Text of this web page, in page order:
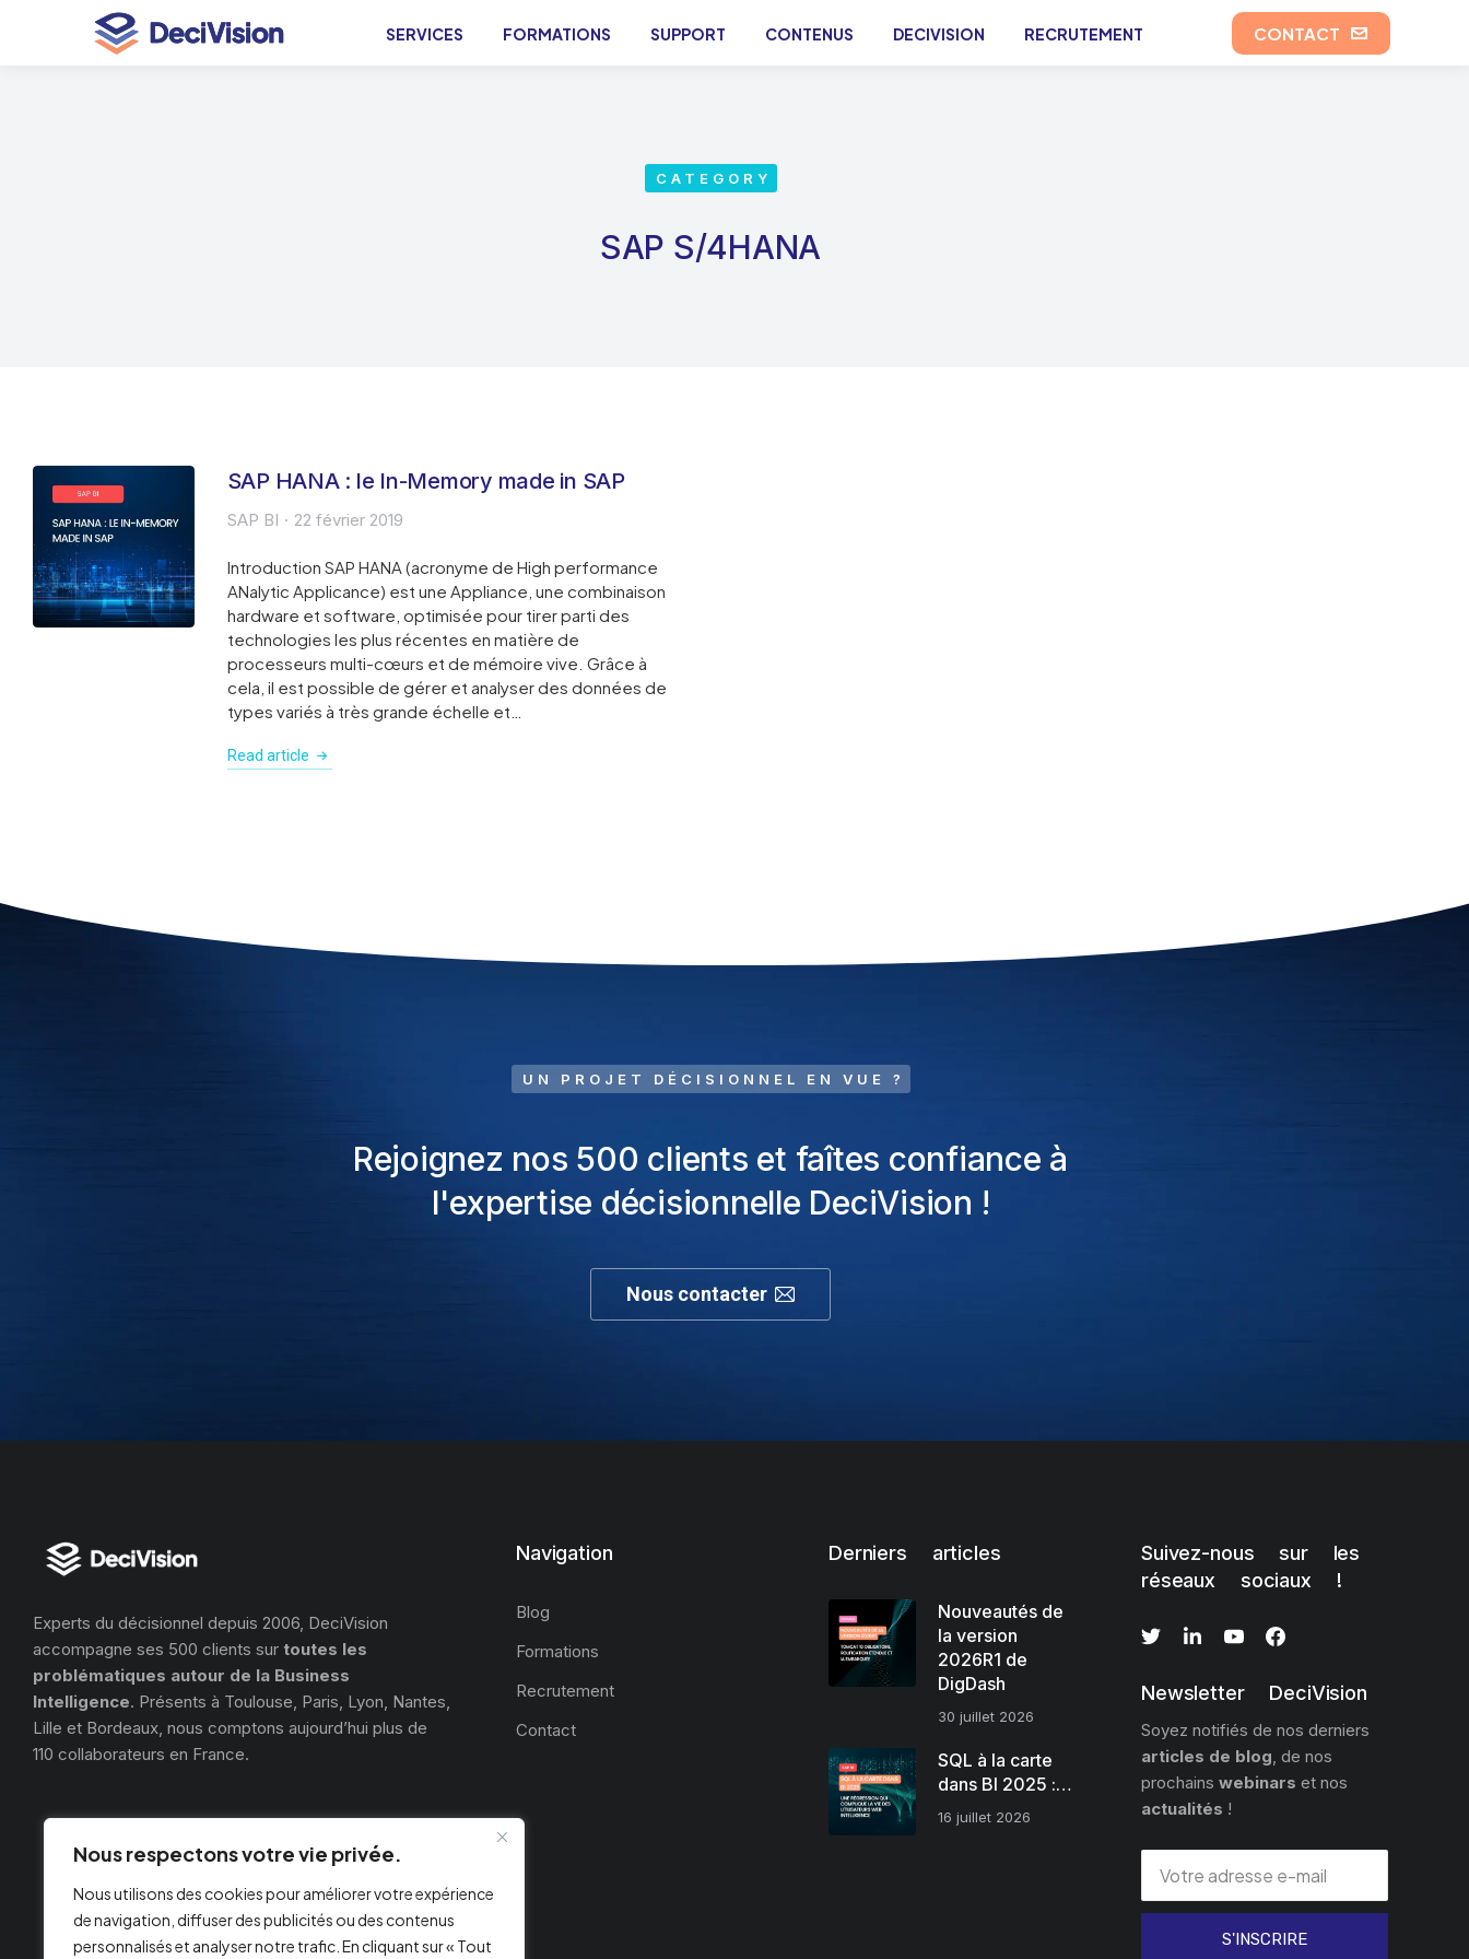
Nous respectons votre vie privée.
Nous utilisons des cookies pour améliorer votre expérience
de navigation, diffuser des publicités ou des contenus
personnalisés et analyser notre trafic. En cliquant sur « Tout
SERVICES FORMATIONS SUPPORT CONTENUS DECIVISION RECRUTEMENT CONTACT
CATEGORY
SAP S/4HANA
SAP HANA : le In-Memory made in SAP
SAP BI 22 février 2019
Introduction SAP HANA (acronyme de High performance
ANalytic Applicance) est une Appliance, une combinaison
hardware et software, optimisée pour tirer parti des
technologies les plus récentes en matière de
processeurs multi-cœurs et de mémoire vive. Grâce à
cela, il est possible de gérer et analyser des données de
types variés à très grande échelle et…
Read article
UN PROJET DÉCISIONNEL EN VUE ?
Rejoignez nos 500 clients et faîtes confiance à
l'expertise décisionnelle DeciVision !
Nous contacter
Experts du décisionnel depuis 2006, DeciVision
accompagne ses 500 clients sur toutes les
problématiques autour de la Business
Intelligence. Présents à Toulouse, Paris, Lyon, Nantes,
Lille et Bordeaux, nous comptons aujourd’hui plus de
110 collaborateurs en France.
Navigation
Blog
Formations
Recrutement
Contact
Derniers articles
Nouveautés de
la version
2026R1 de
DigDash
30 juillet 2026
SQL à la carte
dans BI 2025 :…
16 juillet 2026
Suivez-nous sur les
réseaux sociaux !
Newsletter DeciVision
Soyez notifiés de nos derniers
articles de blog, de nos
prochains webinars et nos
actualités !
S'INSCRIRE